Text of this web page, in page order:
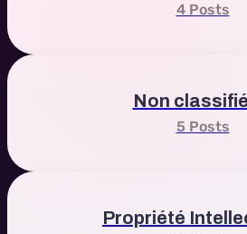
4 Posts
Non
5 Posts
Propriété